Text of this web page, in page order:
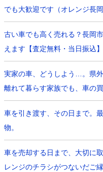
でも大歓迎です（オレンジ長岡
古い車でも高く売れる？長岡
えます【査定無料・当日振込】
実家の車、どうしよう…。県
離れて暮らす家族でも、車の
車を引き渡す、その日まで。
物。
車を売却する日まで、大切に
レンジのチラシがつないだご縁